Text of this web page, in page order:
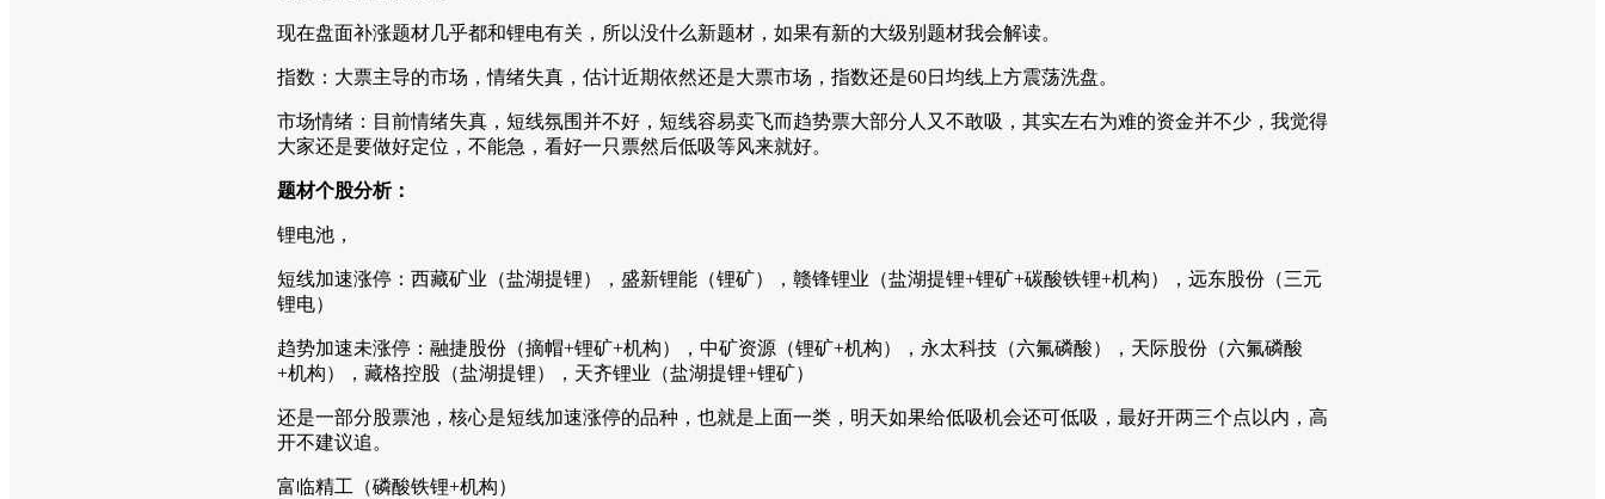
现在盘面补涨题材几乎都和锂电有关，所以没什么新题材，如果有新的大级别题材我会解读。
指数：大票主导的市场，情绪失真，估计近期依然还是大票市场，指数还是60日均线上方震荡洗盘。
市场情绪：目前情绪失真，短线氛围并不好，短线容易卖飞而趋势票大部分人又不敢吸，其实左右为难的资金并不少，我觉得
大家还是要做好定位，不能急，看好一只票然后低吸等风来就好。
题材个股分析：
锂电池，
短线加速涨停：西藏矿业（盐湖提锂），盛新锂能（锂矿），赣锋锂业（盐湖提锂+锂矿+碳酸铁锂+机构），远东股份（三元
锂电）
趋势加速未涨停：融捷股份（摘帽+锂矿+机构），中矿资源（锂矿+机构），永太科技（六氟磷酸），天际股份（六氟磷酸
+机构），藏格控股（盐湖提锂），天齐锂业（盐湖提锂+锂矿）
还是一部分股票池，核心是短线加速涨停的品种，也就是上面一类，明天如果给低吸机会还可低吸，最好开两三个点以内，高
开不建议追。
富临精工（磷酸铁锂+机构）